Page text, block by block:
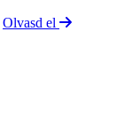
Olvasd el